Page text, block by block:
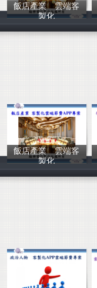
飯店產業 雲端客
製化
翰樺電信
飯店產業 雲端客
製化
翰樺電信